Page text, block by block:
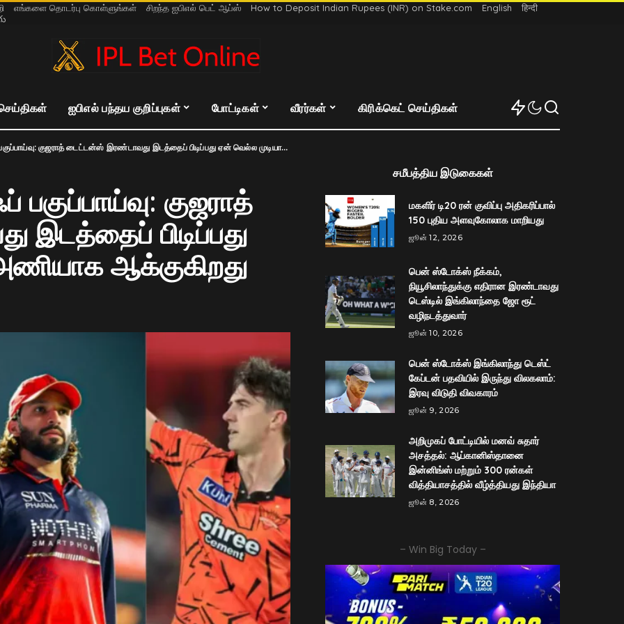
எங்களை தொடர்பு கொள்ளுங்கள் சிறந்த ஐபிஎல் பெட் ஆப்ஸ் How to Deposit Indian Rupees (INR) on Stake.com English
हिन्दी
ஐபிஎல் பந்தய குறிப்புகள் போட்டிகள் வீரர்கள் கிரிக்கெட் செய்திகள்
குஜராத் டைட்டன்ஸ் இரண்டாவது இடத்தைப் பிடிப்பது ஏன் வெல்ல முடியாத அணியாக ஆக்குகிறது
பகுப்பாய்வு: குஜராத்
பிடிப்பது
ஆக்குகிறது
சமீபத்திய இடுகைகள்
மகளிர் டி20 ரன் குவிப்பு அதிகரிப்பால்
150 புதிய அளவுகோலாக மாறியது
ஜூன் 12, 2026
பென் ஸ்டோக்ஸ் நீக்கம்,
நியூசிலாந்துக்கு எதிரான இரண்டாவது
டெஸ்டில் இங்கிலாந்தை ஜோ ரூட்
வழிநடத்துவார்
ஜூன் 10, 2026
பென் ஸ்டோக்ஸ் இங்கிலாந்து டெஸ்ட்
கேப்டன் பதவியில் இருந்து விலகலாம்:
இரவு விடுதி விவகாரம்
ஜூன் 9, 2026
அறிமுகப் போட்டியில் மனவ் சுதார்
அசத்தல்: ஆப்கானிஸ்தானை
இன்னிங்ஸ் மற்றும் 300 ரன்கள்
வித்தியாசத்தில் வீழ்த்தியது இந்தியா
ஜூன் 8, 2026
– Win Big Today –